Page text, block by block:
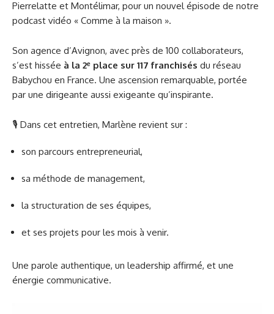
Pierrelatte et Montélimar, pour un nouvel épisode de notre
podcast vidéo « Comme à la maison ».
Son agence d’Avignon, avec près de 100 collaborateurs,
s’est hissée à la 2ᵉ place sur 117 franchisés du réseau
Babychou en France. Une ascension remarquable, portée
par une dirigeante aussi exigeante qu’inspirante.
🎙 Dans cet entretien, Marlène revient sur :
son parcours entrepreneurial,
sa méthode de management,
la structuration de ses équipes,
et ses projets pour les mois à venir.
Une parole authentique, un leadership affirmé, et une
énergie communicative.